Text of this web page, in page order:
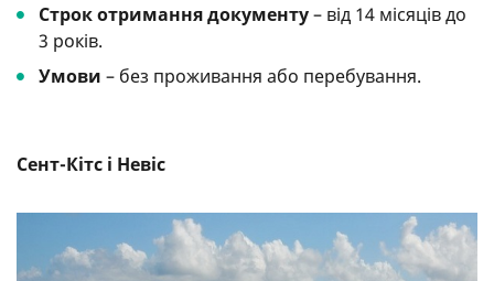
Строк отримання документу– від 14 місяців до
3 років.
Умови – без проживання або перебування.
Сент-Кітс і Невіс